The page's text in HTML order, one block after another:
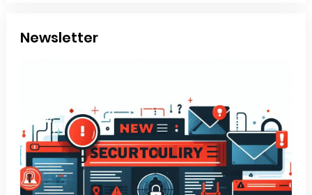
Newsletter